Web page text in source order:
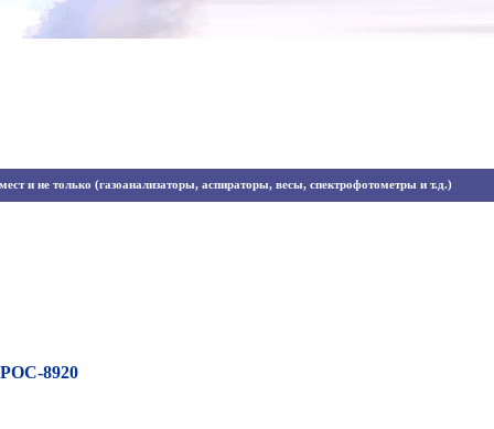
и не только (газоанализаторы, аспираторы, весы, спектрофотометры и т.д.)
8920